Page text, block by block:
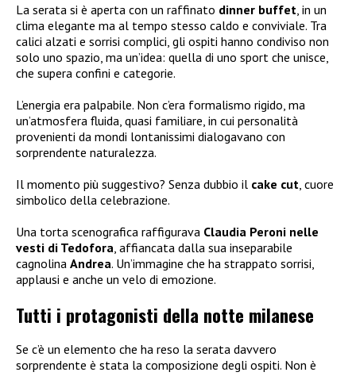
La serata si è aperta con un raffinato dinner buffet , in un
clima elegante ma al tempo stesso caldo e conviviale. Tra
calici alzati e sorrisi complici, gli ospiti hanno condiviso non
solo uno spazio, ma un’idea: quella di uno sport che unisce,
che supera confini e categorie.
L’energia era palpabile. Non c’era formalismo rigido, ma
un’atmosfera fluida, quasi familiare, in cui personalità
provenienti da mondi lontanissimi dialogavano con
sorprendente naturalezza.
Il momento più suggestivo? Senza dubbio il cake cut , cuore
simbolico della celebrazione.
Una torta scenografica raffigurava Claudia Peroni nelle
vesti di Tedofora , affiancata dalla sua inseparabile
cagnolina Andrea. Un’immagine che ha strappato sorrisi,
applausi e anche un velo di emozione.
Tutti i protagonisti della notte milanese
Se c’è un elemento che ha reso la serata davvero
sorprendente è stata la composizione degli ospiti. Non è